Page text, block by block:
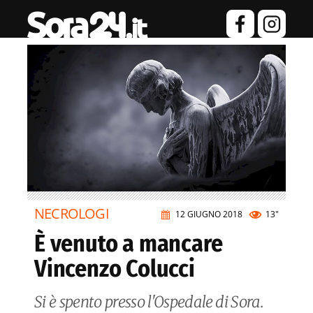
12 GIUGNO 2018 13"
NECROLOGI
È venuto a mancare
Vincenzo Colucci
Si è spento presso l'Ospedale di Sora.